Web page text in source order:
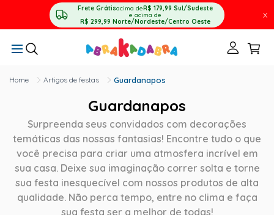
Frete Grátisacima deR$ 179,99 Sul/Sudeste
e acima de
R$ 299,99 Norte/Nordeste/Centro Oeste
X
Artigos de festas Guardanapos
Guardanapos
Surpreenda seus convidados com decorações
temáticas das nossas fantasias! Encontre tudo o que
você precisa para criar uma atmosfera incrível em
sua casa. Deixe sua imaginação correr solta e torne
sua festa inesquecível com nossos produtos de alta
qualidade. Não perca tempo, entre no clima e faça
sua festa ser a melhor de todas!